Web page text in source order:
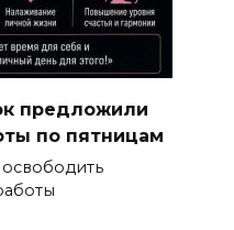
предложили
по пятницам